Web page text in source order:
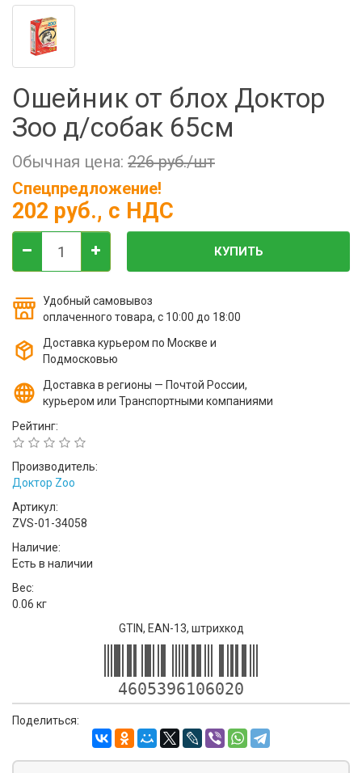
Фильтры молочные
Электронная маркировка коров
Держатели лизунцов
Ошейник от блох Доктор
Зоо д/собак 65см
Обычная цена: 226 руб./шт
Спецпредложение!
202 руб., с НДС
КУПИТЬ
Удобный самовывоз
оплаченного товара, с 10:00 до 18:00
Доставка курьером по Москве и
Подмосковью
Доставка в регионы — Почтой России,
курьером или Транспортными компаниями
Рейтинг:
Производитель:
Доктор Zoo
Артикул:
ZVS-01-34058
Наличие:
Есть в наличии
Вес:
0.06 кг
GTIN, EAN-13, штрихкод
4605396106020
Поделиться: